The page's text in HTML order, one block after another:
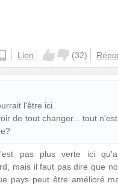
androidLien (32)
l'être ici.
de tout changer... tout
pas plus verte ici
mais il faut pas dire que
pays peut être amélioré